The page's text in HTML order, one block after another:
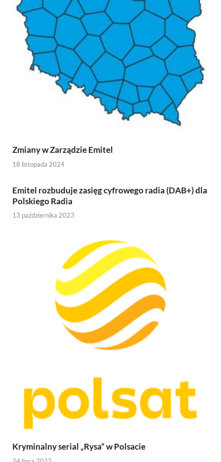
Zmiany w Zarządzie Emitel
18 listopada 2024
Emitel rozbuduje zasięg cyfrowego radia (DAB+) dla
Polskiego Radia
13 października 2023
Kryminalny serial „Rysa” w Polsacie